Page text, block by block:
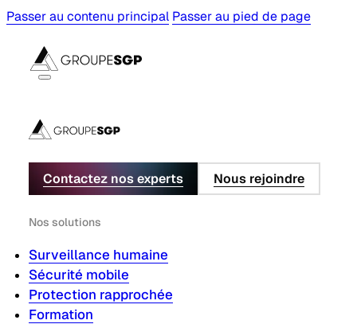
Passer au contenu principal Passer au pied de page
Contactez nos experts Nous rejoindre
Nos solutions
Surveillance humaine
Sécurité mobile
Protection rapprochée
Formation